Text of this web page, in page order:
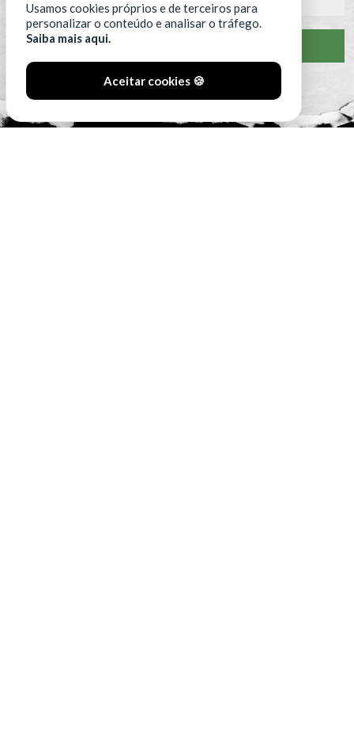
VER CLASSIFICAÇÃO COMPLETA
Usamos cookies próprios e de terceiros para
personalizar o conteúdo e analisar o tráfego.
Saiba mais aqui.
Aceitar cookies 🍪